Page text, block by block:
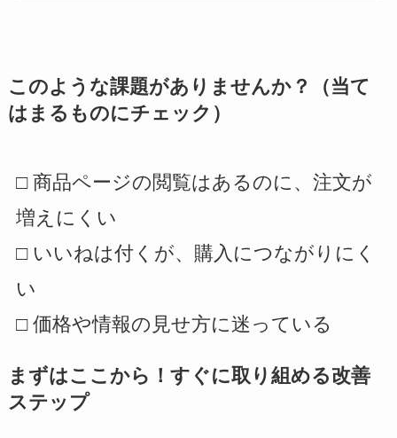
このような課題がありませんか？（当て
はまるものにチェック）
□ 商品ページの閲覧はあるのに、注文が
増えにくい
□ いいねは付くが、購入につながりにく
い
□ 価格や情報の見せ方に迷っている
まずはここから！すぐに取り組める改善
ステップ